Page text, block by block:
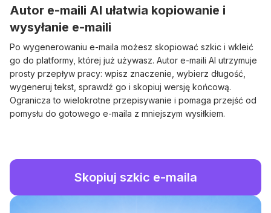
Autor e-maili AI ułatwia kopiowanie i
wysyłanie e-maili
Po wygenerowaniu e-maila możesz skopiować szkic i wkleić
go do platformy, której już używasz. Autor e-maili AI utrzymuje
prosty przepływ pracy: wpisz znaczenie, wybierz długość,
wygeneruj tekst, sprawdź go i skopiuj wersję końcową.
Ogranicza to wielokrotne przepisywanie i pomaga przejść od
pomysłu do gotowego e-maila z mniejszym wysiłkiem.
Skopiuj szkic e-maila